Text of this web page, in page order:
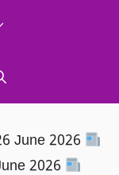
June 2026
2026